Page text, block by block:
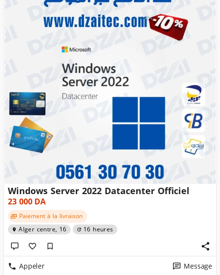
Windows Server 2022 Datacenter Officiel
23 000DA
Paiement à la livraison
Alger centre, 16
16 heures
Appeler Message